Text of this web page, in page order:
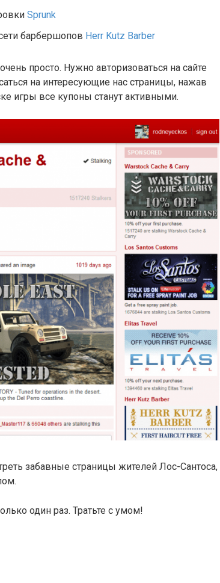
Sprunk
барбершопов Herr Kutz Barber
просто. Нужно авторизоваться на сайте
на интересующие нас страницы, нажав
игры все купоны станут активными.
забавные страницы жителей Лос-Сантоса,
один раз. Тратьте с умом!